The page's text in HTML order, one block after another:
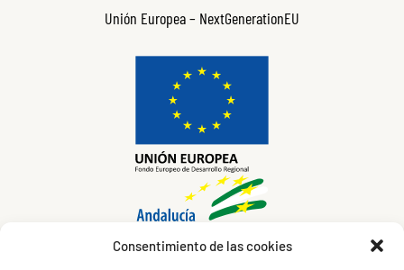
Consentimiento de las cookies
Unión Europea – NextGenerationEU